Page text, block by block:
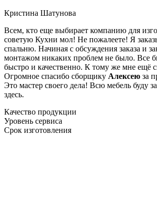
Кристина Шатунова
Всем, кто еще выбирает компанию для
советую Кухни мол! Не пожалеете! Я
спальню. Начиная с обсуждения заказа и
монтажом никаких проблем не было. Все
быстро и качественно. К тому же мне ещё
Огромное спасибо сборщику Алексею за
Это мастер своего дела! Всю мебель буду
здесь.
Качество продукции
Уровень сервиса
Срок изготовления